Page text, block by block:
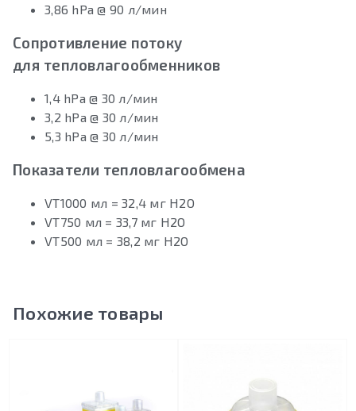
3,86 hPa @ 90 л/мин
Сопротивление потоку
для тепловлагообменников
1,4 hPa @ 30 л/мин
3,2 hPa @ 30 л/мин
5,3 hPa @ 30 л/мин
Показатели тепловлагообмена
VT1000 мл = 32,4 мг Н2О
VT750 мл = 33,7 мг Н2О
VT500 мл = 38,2 мг Н2О
Похожие товары